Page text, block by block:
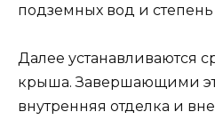
подземных вод и
Далее устанавливаются
крыша. Завершающими
внутренняя отделка и